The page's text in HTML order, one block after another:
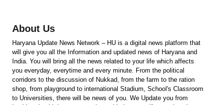
About Us
Haryana Update News Network – HU is a digital news platform that
will give you all the Information and updated news of Haryana and
India. You will bring all the news related to your life which affects
you everyday, everytime and every minute. From the political
corridors to the discussion of Nukkad, from the farm to the ration
shop, from playground to international Stadium, School's Classroom
to Universities, there will be news of you. We Update you from